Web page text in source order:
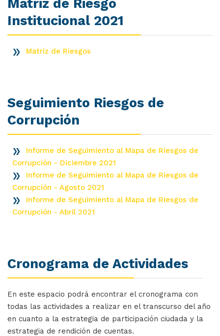
Matriz de Riesgo
Institucional 2021
Matriz de Riesgos
Seguimiento Riesgos de
Corrupción
Informe de Seguimiento al Mapa de Riesgos de
Corrupción - Diciembre 2021
Informe de Seguimiento al Mapa de Riesgos de
Corrupción - Agosto 2021
Informe de Seguimiento al Mapa de Riesgos de
Corrupción - Abril 2021
Cronograma de Actividades
En este espacio podrá encontrar el cronograma con
todas las actividades a realizar en el transcurso del año
en cuanto a la estrategia de participación ciudada y la
estrategia de rendición de cuentas.